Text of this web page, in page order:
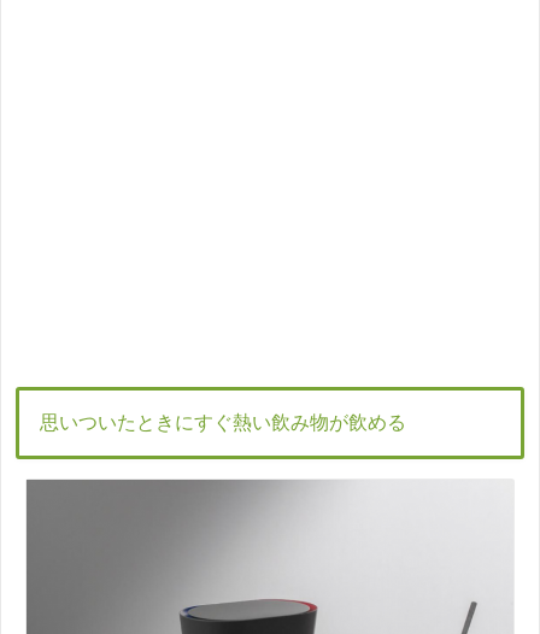
思いついたときにすぐ熱い飲み物が飲める